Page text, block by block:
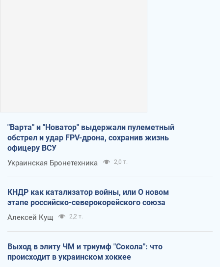
"Варта" и "Новатор" выдержали пулеметный
обстрел и удар FPV-дрона, сохранив жизнь
офицеру ВСУ
Украинская Бронетехника 2,0 т.
КНДР как катализатор войны, или О новом
этапе российско-северокорейского союза
Алексей Кущ 2,2 т.
Выход в элиту ЧМ и триумф "Сокола": что
происходит в украинском хоккее